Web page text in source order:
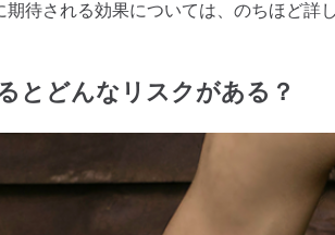
期待される効果については、のちほど詳
とどんなリスクがある？